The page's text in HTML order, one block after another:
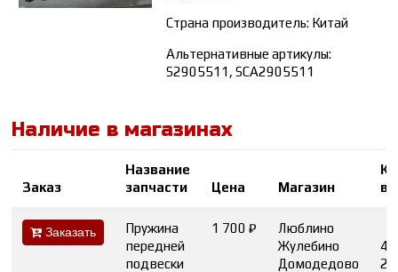
Страна производитель: Китай
Альтернативные артикулы:
S2905511, SCA2905511
Наличие в магазинах
Заказ
Название
запчасти
Цена Магазин
во
Заказать
Пружина
передней
подвески
1 700 ₽
Люблино
Жулебино
Домодедово
4
2